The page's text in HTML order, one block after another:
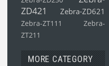
ZD421
Zebra-ZD621
Zebra-ZT111
Zebra-
ZT211
MORE CATEGORY